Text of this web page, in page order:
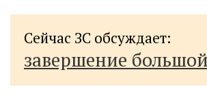
Сейчас ЗС обсуждает:
завершение